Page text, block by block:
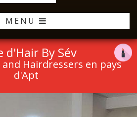
MENU
d'Hair By Sév
Hairdressers en pays
d'Apt